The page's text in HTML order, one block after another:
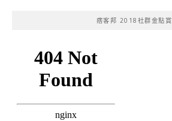
痞客邦 2018社群金點賞